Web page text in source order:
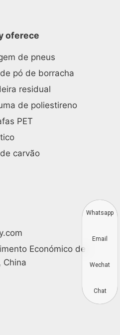
oferece
de pneus
pó de borracha
residual
de poliestireno
PET
carvão
Económico de
China
Whatsapp
Email
Wechat
Chat